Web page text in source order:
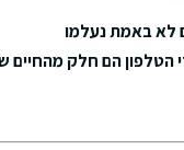
באמת נעלמו
הטלפון הם חלק מהחיים